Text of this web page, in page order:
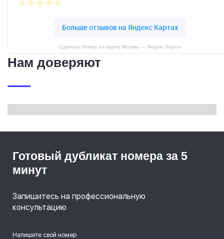
Сделать Номер на карте Москвы — Яндекс Карты
Нам доверяют
Готовый дубликат номера за 5
минут
Запишитесь на профессиональную
консультацию
Напишите свой номер